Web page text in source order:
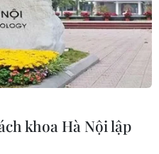
sát tiết
khi
khoa Hà Nội lập